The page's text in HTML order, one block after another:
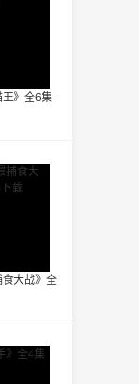
》全6集 -
大战》全